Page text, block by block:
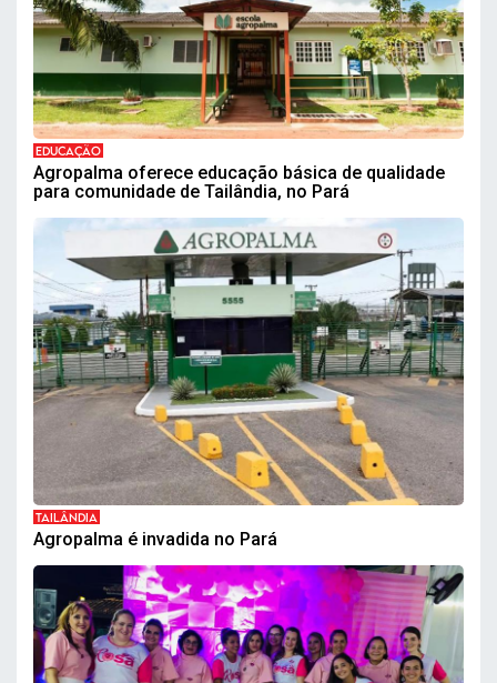
EDUCAÇÃO
Agropalma oferece educação básica de qualidade
para comunidade de Tailândia, no Pará
TAILÂNDIA
Agropalma é invadida no Pará